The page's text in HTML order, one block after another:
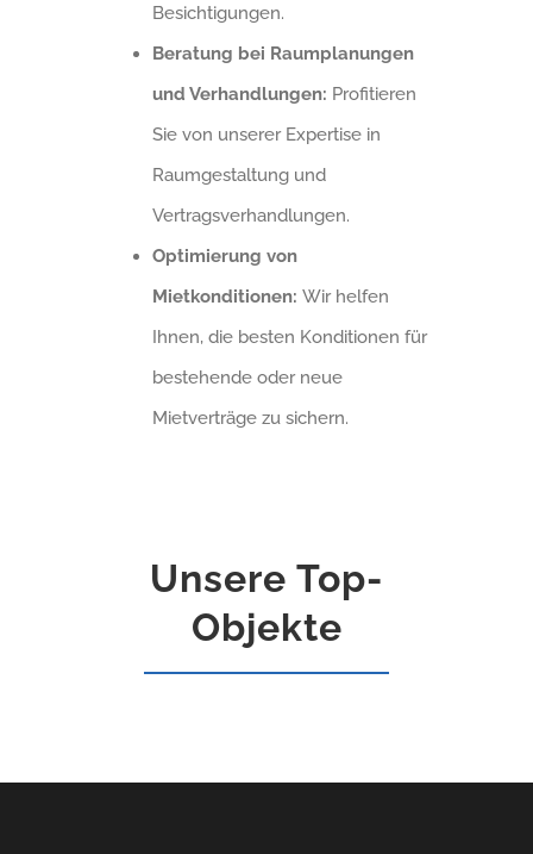
Besichtigungen.
Beratung bei Raumplanungen
und Verhandlungen: Profitieren
Sie von unserer Expertise in
Raumgestaltung und
Vertragsverhandlungen.
Optimierung von
Mietkonditionen:Wir helfen
Ihnen, die besten Konditionen für
bestehende oder neue
Mietverträge zu sichern.
Unsere Top-
Objekte